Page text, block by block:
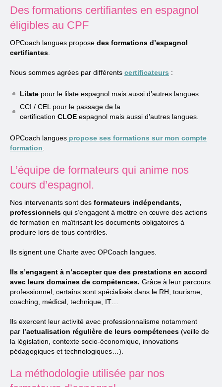
Des formations certifiantes en espagnol
éligibles au CPF
OPCoach langues propose des formations d’espagnol
certifiantes
Nous sommes agrées par différents certificateurs :
Lilate pour le lilate espagnol mais aussi d’autres langues.
CCI / CEL pour le passage de la
certification CLOE espagnol mais aussi d’autres langues.
OPCoach langues propose ses formations sur mon compte
formation
L’équipe de formateurs qui anime nos
cours d’espagnol.
Nos intervenants sont des formateurs indépendants,
professionnels qui s’engagent à mettre en œuvre des actions
de formation en maîtrisant les documents obligatoires à
produire lors de tous contrôles.
Ils signent une Charte avec OPCoach langues.
Ils s’engagent à n’accepter que des prestations en accord
avec leurs domaines de compétences. Grâce à leur parcours
professionnel, certains sont spécialisés dans le RH, tourisme,
coaching, médical, technique, IT…
Ils exercent leur activité avec professionnalisme notamment
par l’actualisation régulière de leurs compétences (veille de
la législation, contexte socio-économique, innovations
pédagogiques et technologiques…).
La méthodologie utilisée par nos